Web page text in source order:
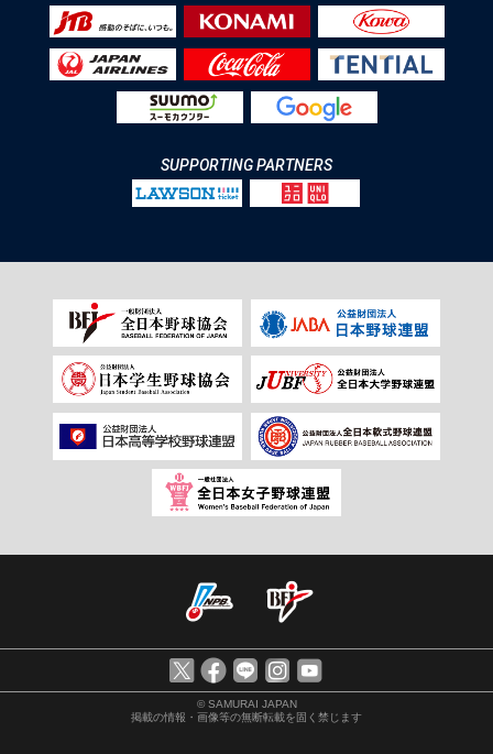
SUPPORTING PARTNERS
© SAMURAI JAPAN
掲載の情報・画像等の無断転載を固く禁じます